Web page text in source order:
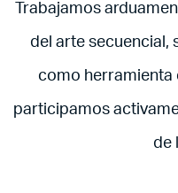
Trabajamos
del arte secuencial,
como herramienta
participamos
de